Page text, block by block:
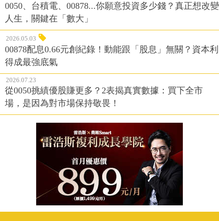
0050、台積電、00878...你願意投資多少錢？真正想改變
人生，關鍵在「數大」
2026.05.03
00878配息0.66元創紀錄！動能跟「股息」無關？資本利
得成最強底氣
2026.07.23
從0050挑績優股賺更多？2表揭真實數據：買下全市
場，是因為對市場保持敬畏！